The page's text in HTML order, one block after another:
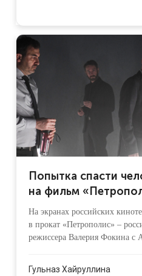
Попытка спасти
на фильм
На экранах российских
в прокат «Петрополис» –
режиссера Валерия Фокина
Гульназ Хайруллина